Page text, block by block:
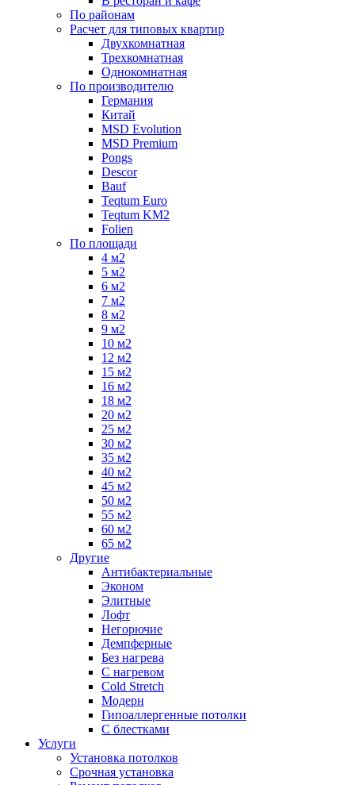
По районам
Расчет для типовых квартир
Двухкомнатная
Трехкомнатная
Однокомнатная
По производителю
Германия
Китай
MSD Evolution
MSD Premium
Pongs
Descor
Bauf
Teqtum Euro
Teqtum KM2
Folien
По площади
4 м2
5 м2
6 м2
7 м2
8 м2
9 м2
10 м2
12 м2
15 м2
16 м2
18 м2
20 м2
25 м2
30 м2
35 м2
40 м2
45 м2
50 м2
55 м2
60 м2
65 м2
Другие
Антибактериальные
Эконом
Элитные
Лофт
Негорючие
Демпферные
Без нагрева
С нагревом
Cold Stretch
Модерн
Гипоаллергенные потолки
С блестками
Услуги
Установка потолков
Срочная установка